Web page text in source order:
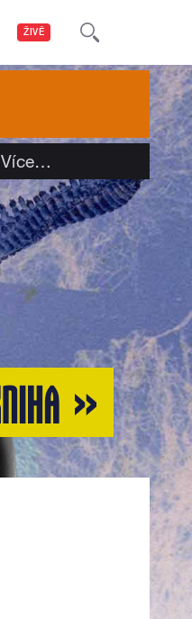
ŽIVĚ
Více…